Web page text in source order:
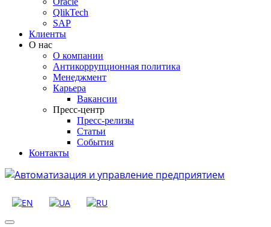
QlikTech
SAP
Клиенты
О нас
О компании
Антикоррупционная политика
Менеджмент
Карьера
Вакансии
Пресс-центр
Пресс-релизы
Статьи
События
Контакты